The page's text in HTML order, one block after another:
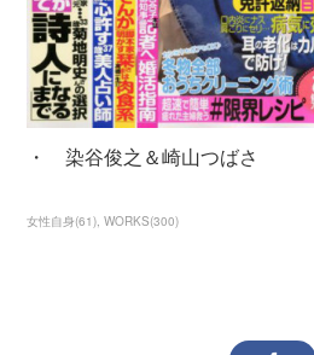
・ 染谷俊之＆崎山つばさ
女性自身(61) WORKS(300)